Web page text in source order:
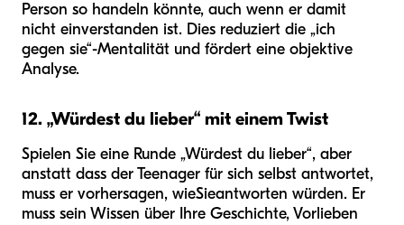
Person so handeln könnte, auch wenn er damit
nicht einverstanden ist. Dies reduziert die „ich
gegen sie“-Mentalität und fördert eine objektive
Analyse.
12. „Würdest du lieber“ mit einem Twist
Spielen Sie eine Runde „Würdest du lieber“, aber
anstatt dass der Teenager für sich selbst antwortet,
muss er vorhersagen, wieSieantworten würden. Er
muss sein Wissen über Ihre Geschichte, Vorlieben